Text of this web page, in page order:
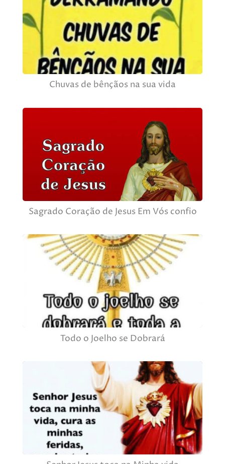
Chuvas de bênçãos na sua vida
Sagrado Coração de Jesus Em Vós confio
Todo o Joelho se Dobrará